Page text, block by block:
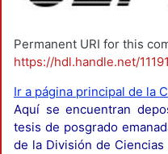
Permanent URI for this
https://hdl.handle.net/
Ir a página principal de la
Aquí se encuentran
tesis de posgrado
de la División de